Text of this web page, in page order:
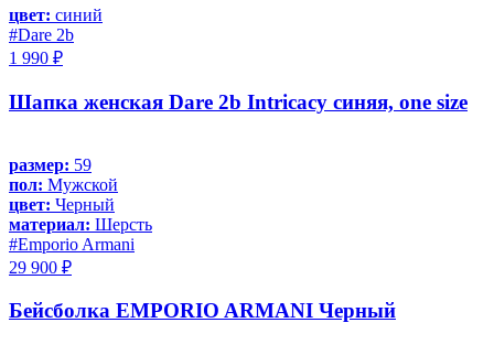
цвет: синий
#Dare 2b
1 990 ₽
Шапка женская Dare 2b Intricacy синяя, one size
размер: 59
пол: Мужской
цвет: Черный
материал: Шерсть
#Emporio Armani
29 900 ₽
Бейсболка EMPORIO ARMANI Черный